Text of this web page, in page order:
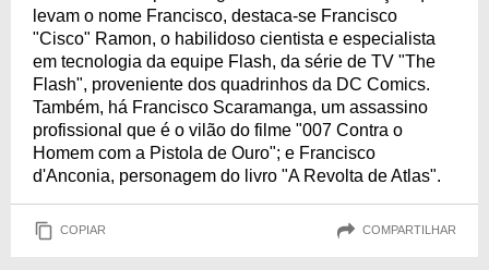
levam o nome Francisco, destaca-se Francisco
"Cisco" Ramon, o habilidoso cientista e especialista
em tecnologia da equipe Flash, da série de TV "The
Flash", proveniente dos quadrinhos da DC Comics.
Também, há Francisco Scaramanga, um assassino
profissional que é o vilão do filme "007 Contra o
Homem com a Pistola de Ouro"; e Francisco
d'Anconia, personagem do livro "A Revolta de Atlas".
COPIAR COMPARTILHAR